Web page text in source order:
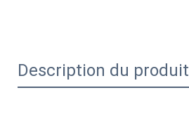
Description du produit